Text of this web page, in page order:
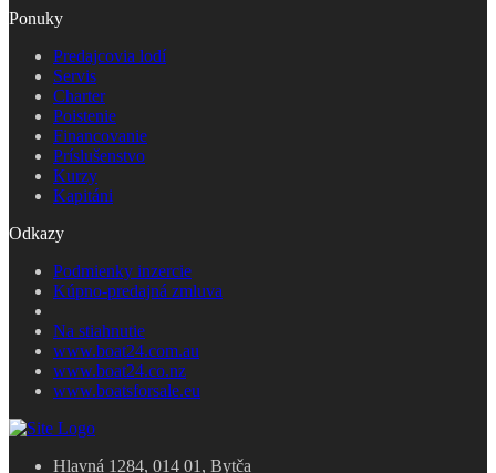
Ponuky
Predajcovia lodí
Servis
Charter
Poistenie
Financovanie
Príslušenstvo
Kurzy
Kapitáni
Odkazy
Podmienky inzercie
Kúpno-predajná zmluva
Na stiahnutie
www.boat24.com.au
www.boat24.co.nz
www.boatsforsale.eu
Hlavná 1284, 014 01, Bytča